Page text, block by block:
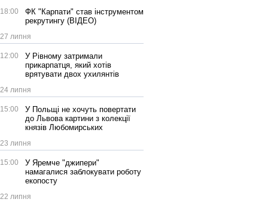
18:00
ФК "Карпати" став інструментом
рекрутингу (ВІДЕО)
27 липня
12:00
У Рівному затримали
прикарпатця, який хотів
врятувати двох ухилянтів
24 липня
15:00
У Польщі не хочуть повертати
до Львова картини з колекції
князів Любомирських
23 липня
15:00
У Яремче "джипери"
намагалися заблокувати роботу
екопосту
22 липня